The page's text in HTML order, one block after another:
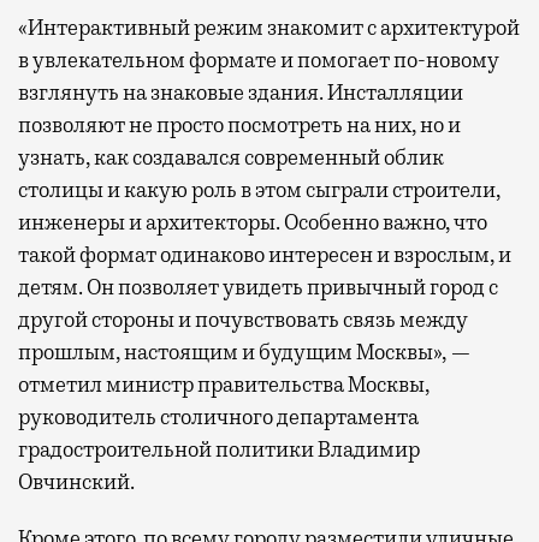
«Интерактивный режим знакомит с архитектурой
в увлекательном формате и помогает по-новому
взглянуть на знаковые здания. Инсталляции
позволяют не просто посмотреть на них, но и
узнать, как создавался современный облик
столицы и какую роль в этом сыграли строители,
инженеры и архитекторы. Особенно важно, что
такой формат одинаково интересен и взрослым, и
детям. Он позволяет увидеть привычный город с
другой стороны и почувствовать связь между
прошлым, настоящим и будущим Москвы», —
отметил министр правительства Москвы,
руководитель столичного департамента
градостроительной политики Владимир
Овчинский.